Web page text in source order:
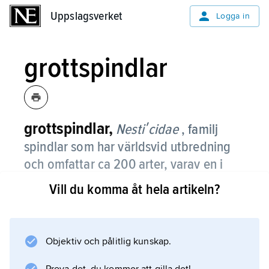
Uppslagsverket Logga in
grottspindlar
grottspindlar, Nestiʹcidae , familj
spindlar som har världsvid utbredning
och omfattar ca 200 arter, varav en i
Sverige, Neʹsticus cellulaʹnus .
undersidan försedda med sågtandade borst
Vill du komma åt hela artikeln?
Objektiv och pålitlig kunskap.